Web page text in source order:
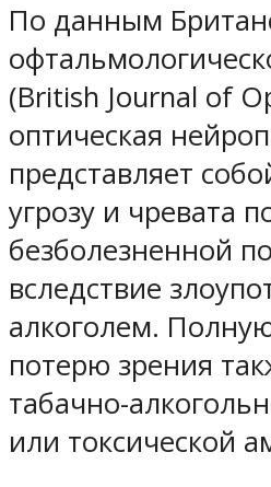
По данным
(British Journal of
оптическая
представляет
угрозу и чревата
безболезненной
вследствие
алкоголем.
потерю зрения
табачно-
или токсической